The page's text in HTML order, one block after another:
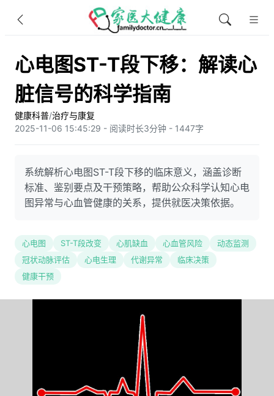
心电图ST-T段下移：解读心
脏信号的科学指南
健康科普/治疗与康复
2025-11-06 15:45:29 - 阅读时长3分钟 - 1447字
系统解析心电图ST-T段下移的临床意义，涵盖诊断
标准、鉴别要点及干预策略，帮助公众科学认知心电
图异常与心血管健康的关系，提供就医决策依据。
心电图 ST-T段改变 心肌缺血 心血管风险
动态监测
冠状动脉评估
心电生理 代谢异常
临床决策
健康干预